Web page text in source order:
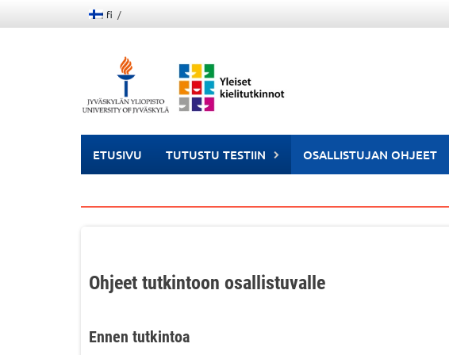
to
fi
ETUSIVU TUTUSTU TESTIIN OSALLISTUJAN OHJEET
Ohjeet tutkintoon osallistuvalle
Ennen tutkintoa